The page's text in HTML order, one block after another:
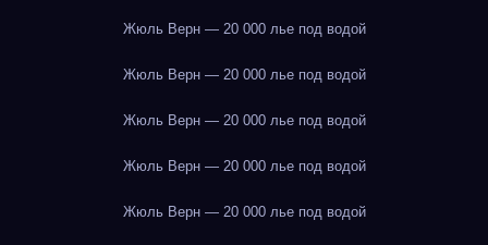
Жюль Верн — 20 000 лье под водой
Жюль Верн — 20 000 лье под водой
Жюль Верн — 20 000 лье под водой
Жюль Верн — 20 000 лье под водой
Жюль Верн — 20 000 лье под водой